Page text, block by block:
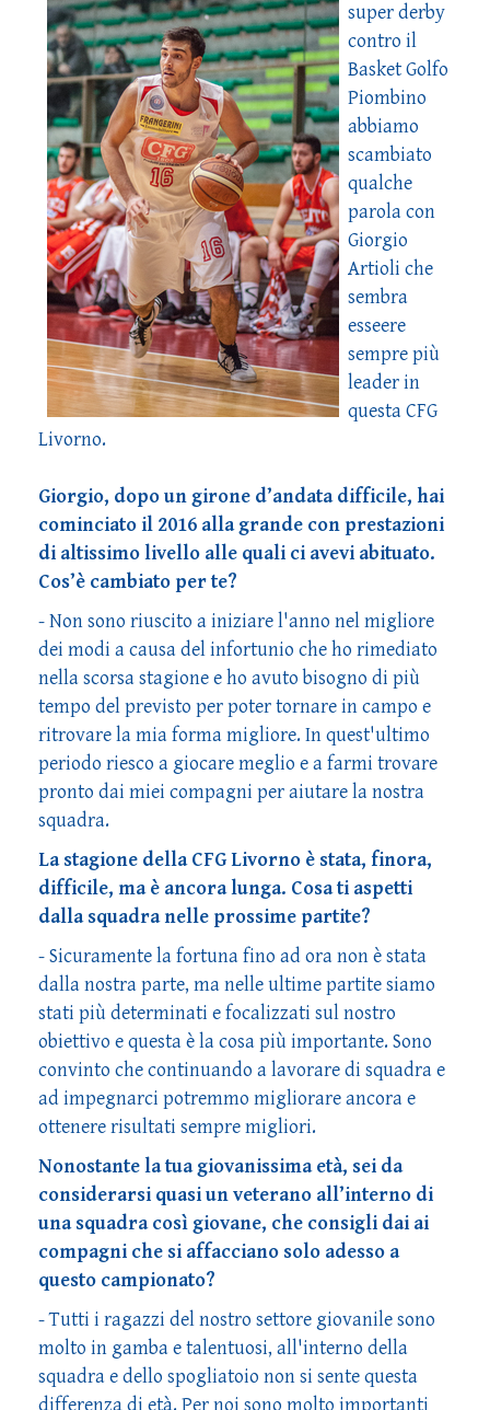
super derby
contro il
Basket Golfo
Piombino
abbiamo
scambiato
qualche
parola con
Giorgio
Artioli che
sembra
esseere
sempre più
leader in
questa CFG
Livorno.
Giorgio, dopo un girone d’andata difficile, hai
cominciato il 2016 alla grande con prestazioni
di altissimo livello alle quali ci avevi abituato.
Cos’è cambiato per te?
- Non sono riuscito a iniziare l'anno nel migliore
dei modi a causa del infortunio che ho rimediato
nella scorsa stagione e ho avuto bisogno di più
tempo del previsto per poter tornare in campo e
ritrovare la mia forma migliore. In quest'ultimo
periodo riesco a giocare meglio e a farmi trovare
pronto dai miei compagni per aiutare la nostra
squadra.
La stagione della CFG Livorno è stata, finora,
difficile, ma è ancora lunga. Cosa ti aspetti
dalla squadra nelle prossime partite?
- Sicuramente la fortuna fino ad ora non è stata
dalla nostra parte, ma nelle ultime partite siamo
stati più determinati e focalizzati sul nostro
obiettivo e questa è la cosa più importante. Sono
convinto che continuando a lavorare di squadra e
ad impegnarci potremmo migliorare ancora e
ottenere risultati sempre migliori.
Nonostante la tua giovanissima età, sei da
considerarsi quasi un veterano all’interno di
una squadra così giovane, che consigli dai ai
compagni che si affacciano solo adesso a
questo campionato?
- Tutti i ragazzi del nostro settore giovanile sono
molto in gamba e talentuosi, all'interno della
squadra e dello spogliatoio non si sente questa
differenza di età. Per noi sono molto importanti